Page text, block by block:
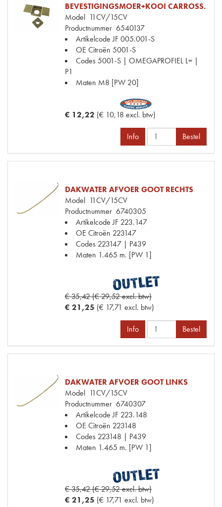
BEVESTIGINGSMOER+KOOI CARROSS.
Model 11CV/15CV
Productnummer 6540137
Artikelcode JF005.001-S
OE Citroën 5001-S
Codes5001-S | OMEGAPROFIEL L= |
P1
Maten M8 [PW 20]
€ 12,22 (€ 10,18 excl. btw)
Info Bestel
DAKWATER AFVOER GOOT RECHTS
Model 11CV/15CV
Productnummer 6740305
Artikelcode JF 223.147
OE Citroën 223147
Codes 223147 | P439
Maten 1.465 m. [PW 1]
€ 35,42 (€ 29,52 excl. btw)
€ 21,25 (€ 17,71 excl. btw)
Info Bestel
DAKWATER AFVOER GOOT LINKS
Model 11CV/15CV
Productnummer 6740307
Artikelcode JF 223.148
OE Citroën 223148
Codes 223148 | P439
Maten 1.465 m. [PW 1]
€ 35,42 (€ 29,52 excl. btw)
€ 21,25 (€ 17,71 excl. btw)